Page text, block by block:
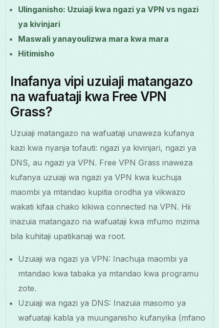
Ulinganisho: Uzuiaji kwa ngazi ya VPN vs ngazi
ya kivinjari
Maswali yanayoulizwa mara kwa mara
Hitimisho
Inafanya vipi uzuiaji matangazo
na wafuataji kwa Free VPN
Grass?
Uzuiaji matangazo na wafuataji unaweza kufanya
kazi kwa nyanja tofauti: ngazi ya kivinjari, ngazi ya
DNS, au ngazi ya VPN. Free VPN Grass inaweza
kufanya uzuiaji wa ngazi ya VPN kwa kuchuja
maombi ya mtandao kupitia orodha ya vikwazo
wakati kifaa chako kikiwa connected na VPN. Hii
inazuia matangazo na wafuataji kwa mfumo mzima
bila kuhitaji upatikanaji wa root.
Uzuiaji wa ngazi ya VPN: Inachuja maombi ya
mtandao kwa tabaka ya mtandao kwa programu
zote.
Uzuiaji wa ngazi ya DNS: Inazuia masomo ya
wafuataji kabla ya muunganisho kufanyika (mfano